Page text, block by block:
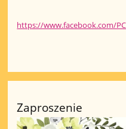
https://www.facebook.com/
Zaproszenie